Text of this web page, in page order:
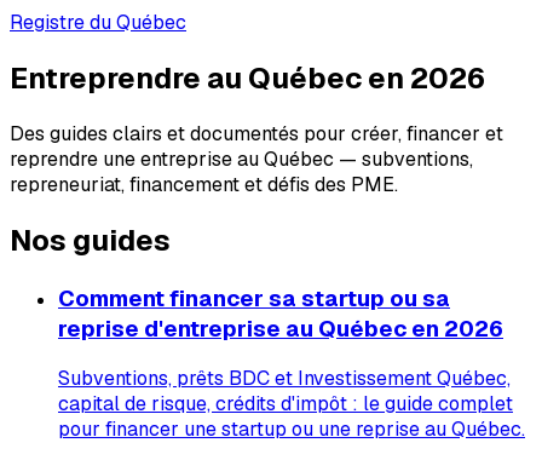
Registre du Québec
Entreprendre au Québec en 2026
Des guides clairs et documentés pour créer, financer et
reprendre une entreprise au Québec — subventions,
repreneuriat, financement et défis des PME.
Nos guides
Comment financer sa startup ou sa
reprise d'entreprise au Québec en 2026
Subventions, prêts BDC et Investissement Québec,
capital de risque, crédits d'impôt : le guide complet
pour financer une startup ou une reprise au Québec.